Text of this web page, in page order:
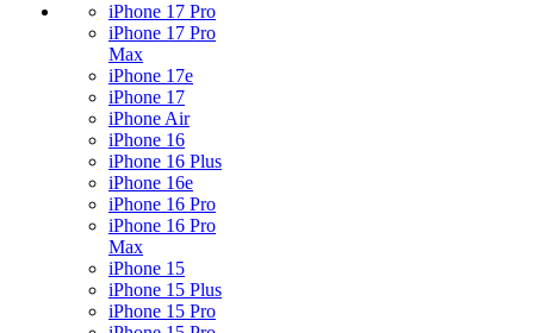
iPhone 17 Pro
iPhone 17 Pro
Max
iPhone 17e
iPhone 17
iPhone Air
iPhone 16
iPhone 16 Plus
iPhone 16e
iPhone 16 Pro
iPhone 16 Pro
Max
iPhone 15
iPhone 15 Plus
iPhone 15 Pro